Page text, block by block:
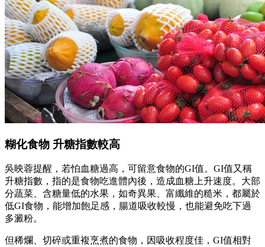
糊化食物 升糖指數較高
吳映蓉提醒，若怕血糖過高，可留意食物的GI值。GI值又稱
升糖指數，指的是食物吃進體內後，造成血糖上升速度。大部
分蔬菜、含糖量低的水果，如奇異果、富纖維的糙米，都屬於
低GI食物，能增加飽足感，腸道吸收較慢，也能避免吃下過
多澱粉。
但稀爛、切碎或重複烹煮的食物，因吸收程度佳，GI值相對